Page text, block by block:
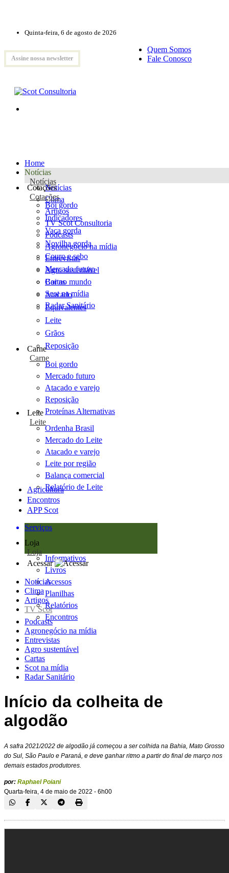
Quinta-feira, 6 de agosto de 2026
Assine nossa newsletter
Quem Somos
Fale Conosco
Home
Notícias
Notícias
Notícias
Clima
Artigos
TV Scot Consultoria
Podcasts
Agronegócio na mídia
Entrevistas
Agro sustentável
Cartas
Scot na mídia
Radar Sanitário
Cotações
Cotações
Boi gordo
Indicadores
Vaca gorda
Novilha gorda
Couro e sebo
Mercado futuro
Boi no mundo
Atacado
Equivalentes
Leite
Grãos
Reposição
Carne
Carne
Boi gordo
Mercado futuro
Atacado e varejo
Reposição
Proteínas Alternativas
Leite
Leite
Ordenha Brasil
Mercado do Leite
Atacado e varejo
Leite por região
Balança comercial
Relatório de Leite
Agricultura
Encontros
APP Scot
Serviços
Loja
Loja
Informativos
Livros
Acessos
Planilhas
Relatórios
Encontros
Acessar
Notícias
Clima
Artigos
TV Scot
Podcasts
Agronegócio na mídia
Entrevistas
Agro sustentável
Cartas
Scot na mídia
Radar Sanitário
Início da colheita de
algodão
A safra 2021/2022 de algodão já começou a ser colhida na Bahia, Mato Grosso
do Sul, São Paulo e Paraná, e deve ganhar ritmo a partir do final de março nos
demais estados produtores.
por: Raphael Poiani
Quarta-feira, 4 de maio de 2022 - 6h00